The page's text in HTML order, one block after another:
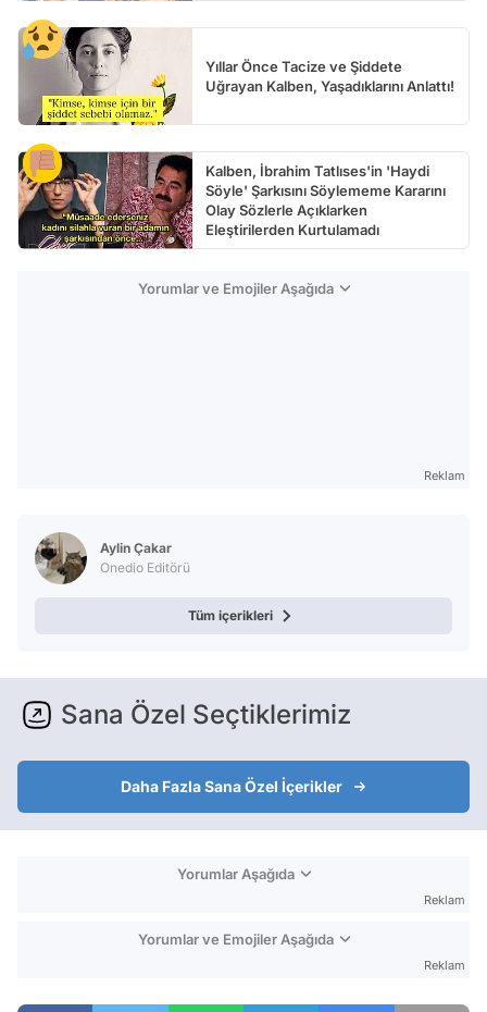
Yıllar Önce Tacize ve Şiddete
Uğrayan Kalben, Yaşadıklarını Anlattı!
Kalben, İbrahim Tatlıses'in 'Haydi
Söyle' Şarkısını Söylememe Kararını
Olay Sözlerle Açıklarken
Eleştirilerden Kurtulamadı
Yorumlar ve Emojiler Aşağıda
Reklam
Aylin Çakar
Onedio Editörü
Tüm içerikleri
Sana Özel Seçtiklerimiz
Daha Fazla Sana Özel İçerikler
Yorumlar Aşağıda
Reklam
Yorumlar ve Emojiler Aşağıda
Reklam